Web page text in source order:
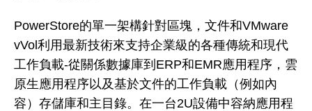
PowerStore的單一架構針對區塊，文件和VMware
vVol利用最新技術來支持企業級的各種傳統和現代
工作負載-從關係數據庫到ERP和EMR應用程序，雲
原生應用程序以及基於文件的工作負載（例如內
容）存儲庫和主目錄。在一台2U設備中容納應用程